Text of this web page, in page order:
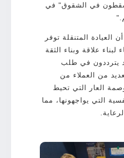
في الشقوق" في
العيادة المتنقلة توفر
علاقة وبناء الثقة
يترددون في طلب
من العملاء من
العار التي تحيط
التي يواجهونها، مما